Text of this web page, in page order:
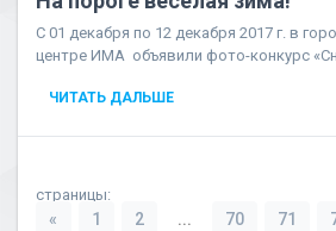
С 01 декабря по 12 декабря 2017 г. в
центре ИМА объявили фото-конкурс
ЧИТАТЬ ДАЛЬШЕ
страницы:
« 1 2 ... 70 71